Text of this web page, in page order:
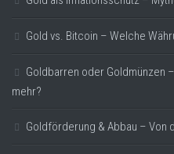
Gold vs. Bitcoin – Welche
Goldbarren oder Goldmünzen
mehr?
Goldförderung & Abbau – Von